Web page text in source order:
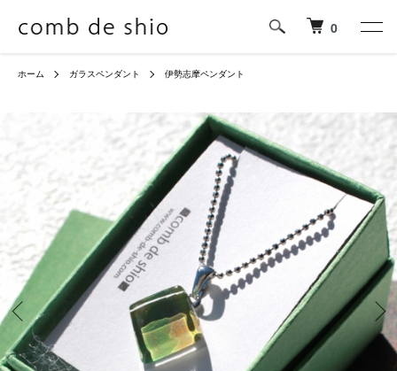
0
ホーム ガラスペンダント 伊勢志摩ペンダント